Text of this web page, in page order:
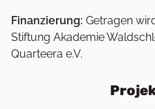
Finanzierung: Getragen
Stiftung Akademie
Quarteera e.V.